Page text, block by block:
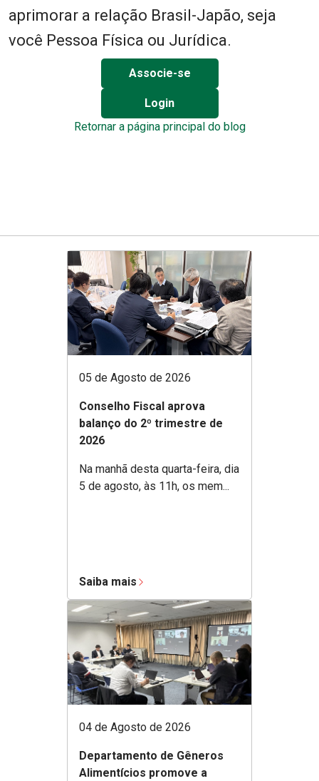
aprimorar a relação Brasil-Japão, seja
você Pessoa Física ou Jurídica.
Associe-se
Login
Retornar a página principal do blog
05 de Agosto de 2026
Conselho Fiscal aprova
balanço do 2º trimestre de
2026
Na manhã desta quarta-feira, dia
5 de agosto, às 11h, os mem...
Saiba mais
04 de Agosto de 2026
Departamento de Gêneros
Alimentícios promove a